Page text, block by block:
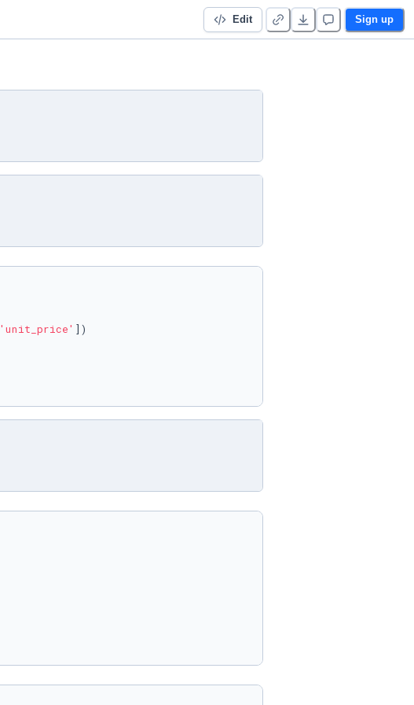
Edit Sign up
'unit_price' ])